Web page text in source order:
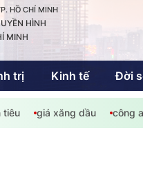
HỒ CHÍ MINH
HÌNH
MINH
trị Kinh tế Đời
Văn hóa - Giải trí
tiêu giá xăng dầu công